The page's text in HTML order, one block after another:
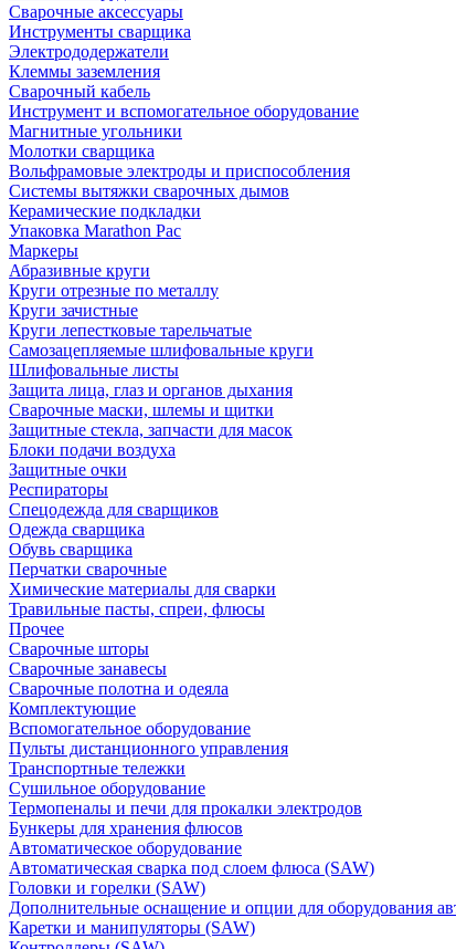
Сварочные аксессуары
Инструменты сварщика
Электрододержатели
Клеммы заземления
Сварочный кабель
Инструмент и вспомогательное оборудование
Магнитные угольники
Молотки сварщика
Вольфрамовые электроды и приспособления
Системы вытяжки сварочных дымов
Керамические подкладки
Упаковка Marathon Pac
Маркеры
Абразивные круги
Круги отрезные по металлу
Круги зачистные
Круги лепестковые тарельчатые
Самозацепляемые шлифовальные круги
Шлифовальные листы
Защита лица, глаз и органов дыхания
Сварочные маски, шлемы и щитки
Защитные стекла, запчасти для масок
Блоки подачи воздуха
Защитные очки
Респираторы
Спецодежда для сварщиков
Одежда сварщика
Обувь сварщика
Перчатки сварочные
Химические материалы для сварки
Травильные пасты, спреи, флюсы
Прочее
Сварочные шторы
Сварочные занавесы
Сварочные полотна и одеяла
Комплектующие
Вспомогательное оборудование
Пульты дистанционного управления
Транспортные тележки
Сушильное оборудование
Термопеналы и печи для прокалки электродов
Бункеры для хранения флюсов
Автоматическое оборудование
Автоматическая сварка под слоем флюса (SAW)
Головки и горелки (SAW)
Дополнительные оснащение и опции для оборудования
Каретки и манипуляторы (SAW)